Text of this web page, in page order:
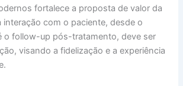
fortalece a proposta de valor da
interação com o paciente, desde o
o follow-up pós-tratamento, deve ser
visando a fidelização e a experiência